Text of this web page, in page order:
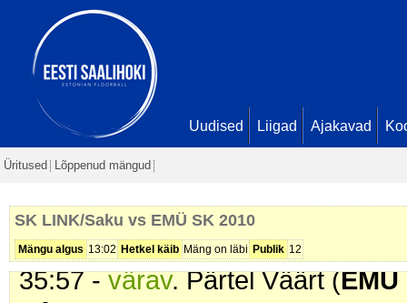
Uudised Liigad Ajakavad
Üritused Lõppenud mängud
SK LINK/Saku vs EMÜ SK 2010
Mängu algus 13:02 Hetkel käib Mäng on läbi Publik 12
00:45 - värav
Seis0 - 1
07:40 -värav
Seis0 - 2
12:19 -värav. Daniil Savitski (
18:40 -värav. Kristo Õruste (
Seis1 - 3
35:57 -värav. Pärtel Väärt (EMÜ